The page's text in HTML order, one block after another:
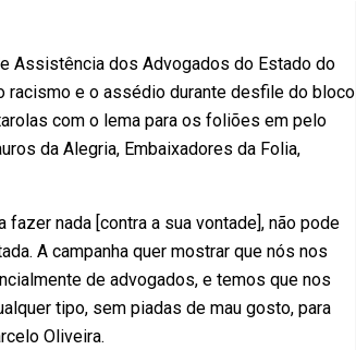
Assistência dos Advogados do Estado do
racismo e o assédio durante desfile do bloco
com o lema para os foliões em pelo
da Alegria, Embaixadores da Folia,
fazer nada [contra a sua vontade], não pode
A campanha quer mostrar que nós nos
de advogados, e temos que nos
tipo, sem piadas de mau gosto, para
Oliveira.